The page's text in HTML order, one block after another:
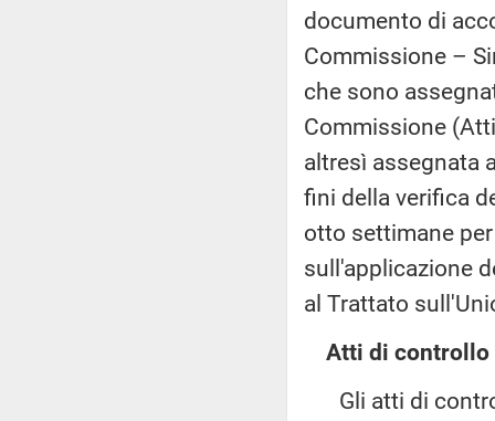
documento di
Commissione –
che sono
Commissione
altresì assegnata
fini della verifica
otto settimane
sull'applicazione
al Trattato
Atti di
Gli atti di